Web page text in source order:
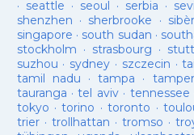
· seattle · seoul · serbia ·
shenzhen · sherbrooke ·
singapore · south sudan ·
stockholm · strasbourg ·
suzhou · sydney · szczecin ·
tamil nadu ·tampa ·
tauranga ·tel aviv· tennessee
tokyo ·torino ·toronto ·
trier· trollhattan · tromso ·